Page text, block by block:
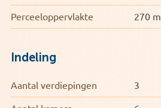
Perceeloppervlakte 270 m
Indeling
Aantal verdiepingen 3